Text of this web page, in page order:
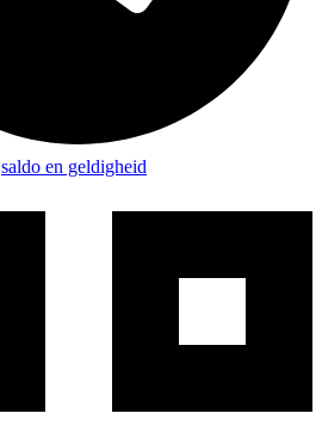
saldo en geldigheid